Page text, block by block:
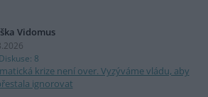
Vidomus
Diskuse: 8
krize není over. Vyzýváme vládu, aby
ignorovat